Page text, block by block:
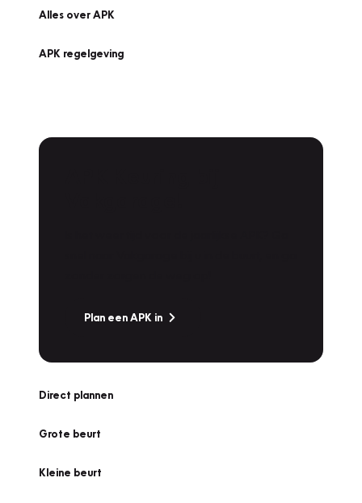
Alles over APK
APK regelgeving
Plan een APK in
Direct plannen
Grote beurt
Kleine beurt